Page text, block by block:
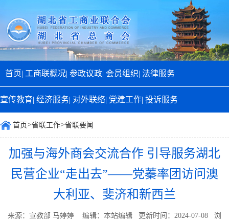
首页| 工商联概况| 参政议政| 会员组织| 法律服务
宣传教育| 经济服务| 对外联络| 党建工作| 投诉服务
首页>省联工作>省联要闻
加强与海外商会交流合作 引导服务湖北
民营企业“走出去”——党蓁率团访问澳
大利亚、斐济和新西兰
来源：宣教部 马婷婷 编辑：本站编辑 更新时间：2024-07-08 浏